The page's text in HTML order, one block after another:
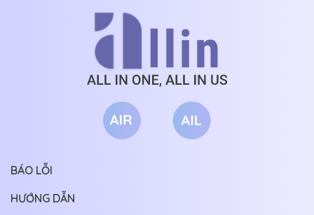
BÁO LỖI
HƯỚNG DẪN